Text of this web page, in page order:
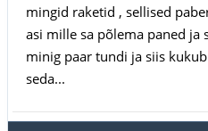
mingid raketid , sellised
asi mille sa põlema paned ja
minig paar tundi ja siis
seda...